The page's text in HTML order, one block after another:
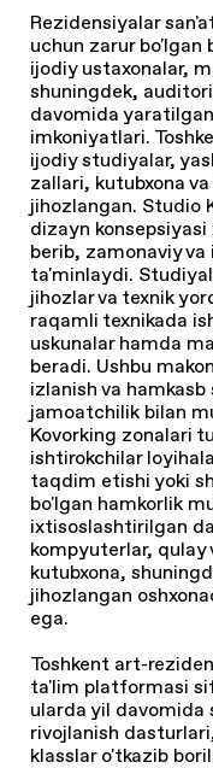
Rezidensiyalar
uchun zarur bo'lgan
ijodiy ustaxonalar,
shuningdek,
davomida
imkoniyatlari.
ijodiy studiyalar,
zallari, kutubxona
jihozlangan. Studio
dizayn
berib, zamonaviy
ta'minlaydi.
jihozlar va texnik
raqamli texnikada
uskunalar hamda
beradi. Ushbu
izlanish va
jamoatchilik bilan
Kovorking zonalari
ishtirokchilar
taqdim etishi yoki
bo'lgan hamkorlik
ixtisoslashtirilgan
kompyuterlar,
kutubxona,
jihozlangan
ega.
Toshkent art-
ta'lim platformasi
ularda yil davomida
rivojlanish
klasslar o'tkazib